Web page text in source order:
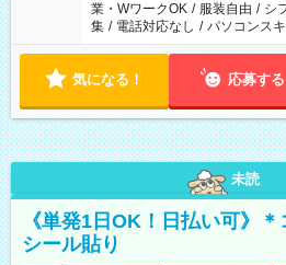
業・WワークOK / 服装自由 / シ
集 / 電話対応なし / パソコンス
気になる！ 応募する
未読
《単発1日OK！日払い可》
シール貼り